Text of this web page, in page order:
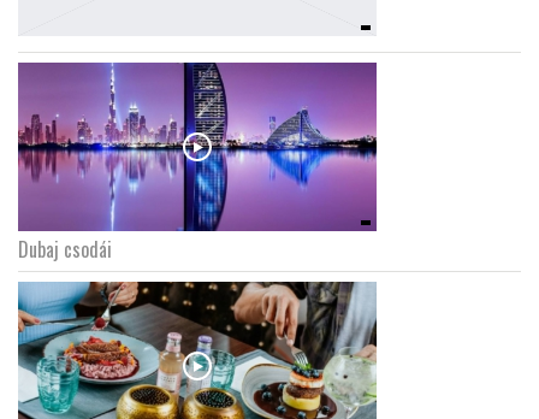
Dubaj csodái